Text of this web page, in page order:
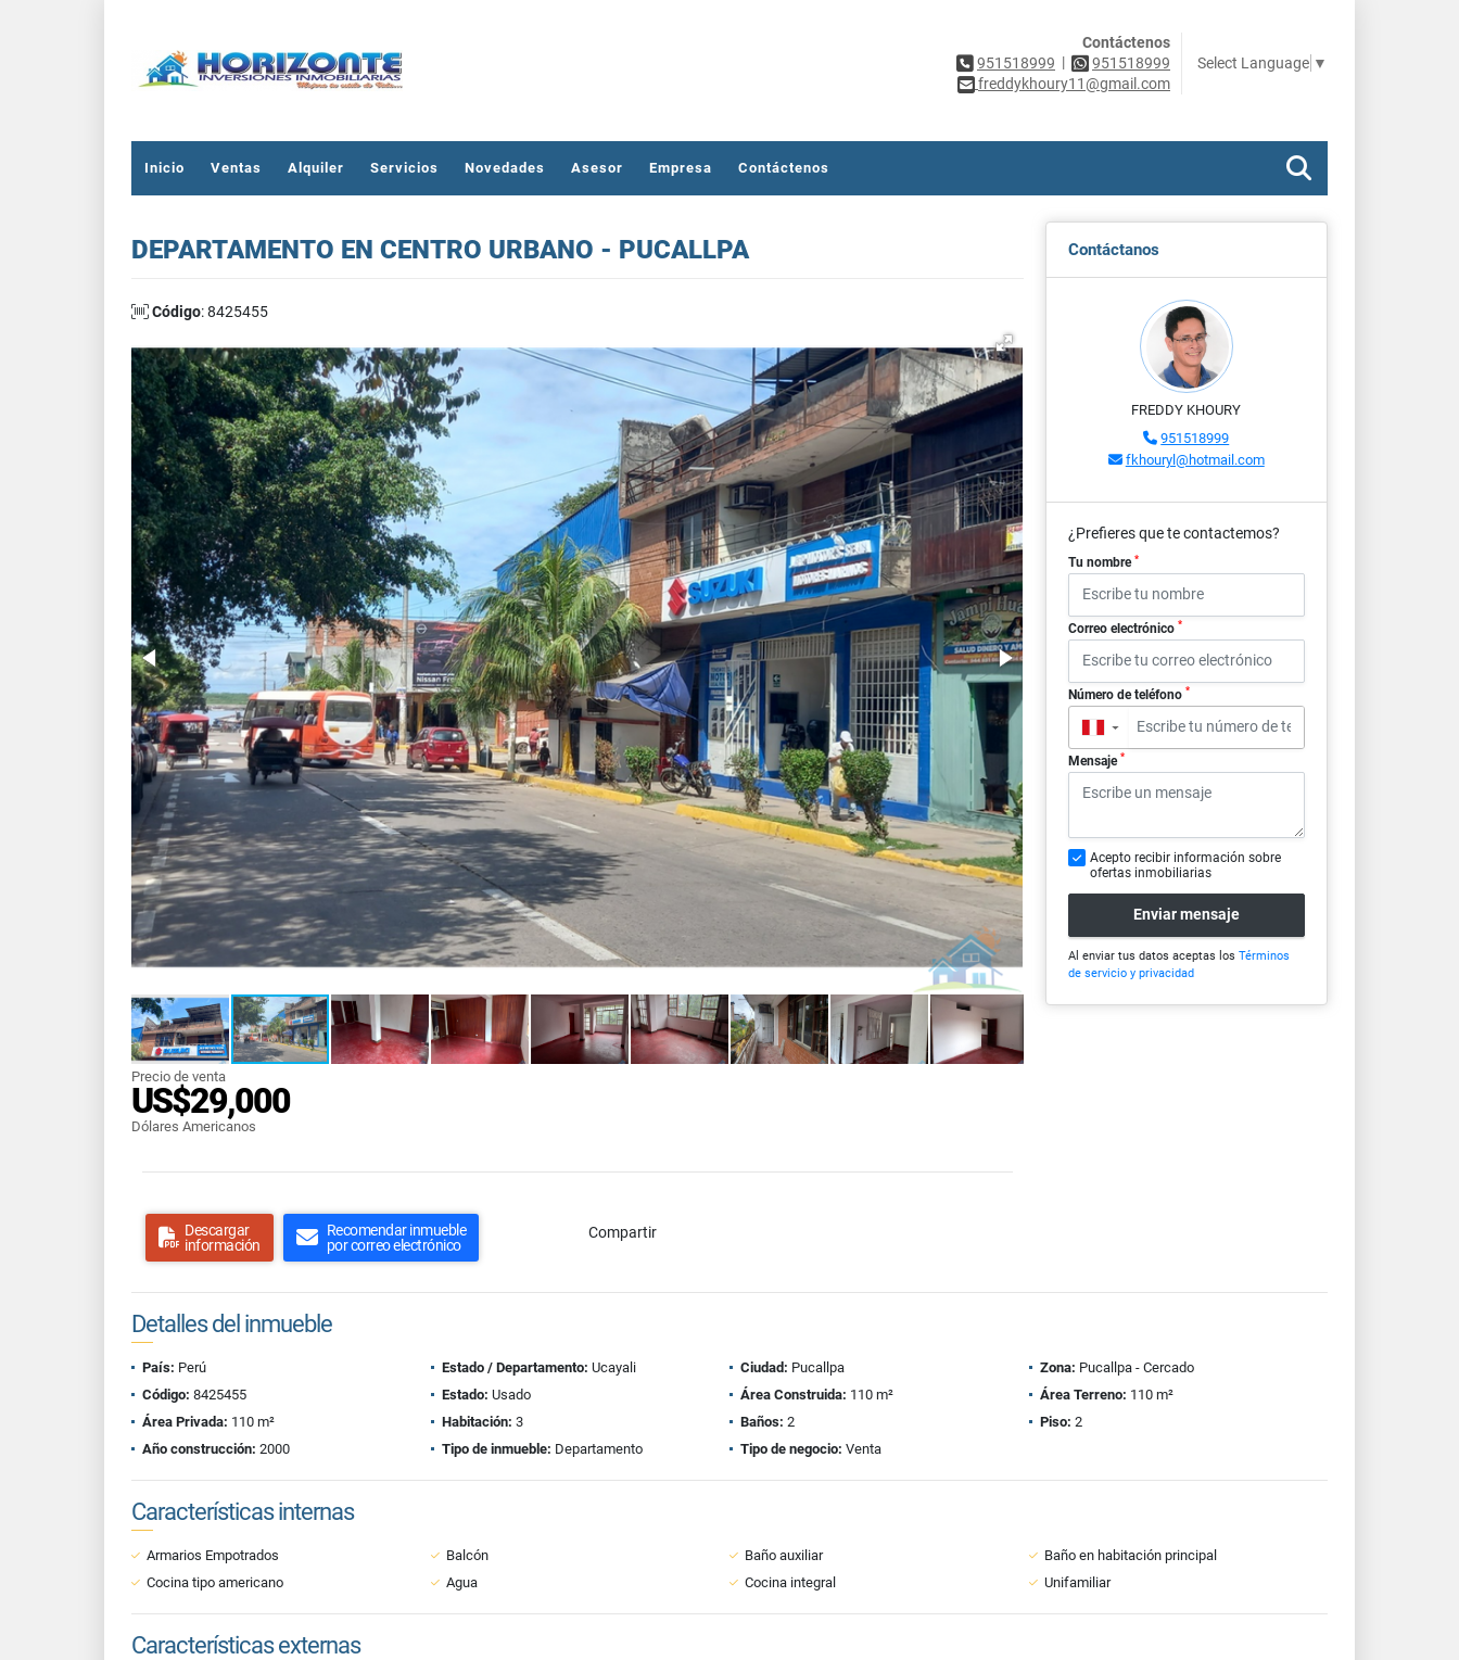
Contáctenos
951518999 |
951518999
freddykhoury11@gmail.com
Select Language ▼
Inicio Ventas Alquiler Servicios Novedades Asesor Empresa Contáctenos
DEPARTAMENTO EN CENTRO URBANO - PUCALLPA
Código: 8425455
Precio de venta
US$29,000
Dólares Americanos
Descargar
información
Recomendar inmueble
por correo electrónico
Compartir
Contáctanos
FREDDY KHOURY
951518999
fkhouryl@hotmail.com
¿Prefieres que te contactemos?
Tu nombre *
Correo electrónico *
Número de teléfono *
▼
Mensaje *
Acepto recibir información sobre
ofertas inmobiliarias
Enviar mensaje
Al enviar tus datos aceptas los Términos
de servicio y privacidad
Detalles del inmueble
País: Perú Estado / Departamento: Ucayali Ciudad: Pucallpa Zona: Pucallpa - Cercado
Código: 8425455 Estado: Usado Área Construida: 110 m² Área Terreno: 110 m²
Área Privada: 110 m² Habitación: 3 Baños: 2 Piso: 2
Año construcción: 2000 Tipo de inmueble: Departamento Tipo de negocio: Venta
Características internas
Armarios Empotrados Balcón Baño auxiliar
Baño en habitación principal
Cocina tipo americano
Agua Cocina integral Unifamiliar
Características externas